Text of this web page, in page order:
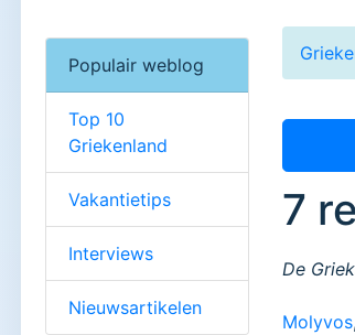
7
De
Molyvos
Populair weblog
Top 10
Griekenland
Vakantietips
Interviews
Nieuwsartikelen